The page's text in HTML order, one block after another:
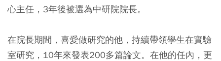
心主任，3年後被選為中研院院長。
在院長期間，喜愛做研究的他，持續帶領學生在實驗
室研究，10年來發表200多篇論文。在他的任內，更